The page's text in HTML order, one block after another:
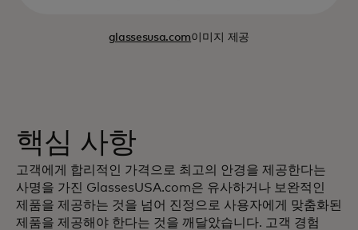
glassesusa.com이미지 제공
핵심 사항
고객에게 합리적인 가격으로 최고의 안경을 제공한다는
사명을 가진 GlassesUSA.com은 유사하거나 보완적인
제품을 제공하는 것을 넘어 진정으로 사용자에게 맞춤화된
제품을 제공해야 한다는 것을 깨달았습니다. 고객 경험